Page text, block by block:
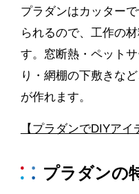
プラダンはカッター
られるので、工作の
す。窓断熱・ペット
り・網棚の下敷きな
が作れます。
【プラダンでDIYアイ
プラダンの